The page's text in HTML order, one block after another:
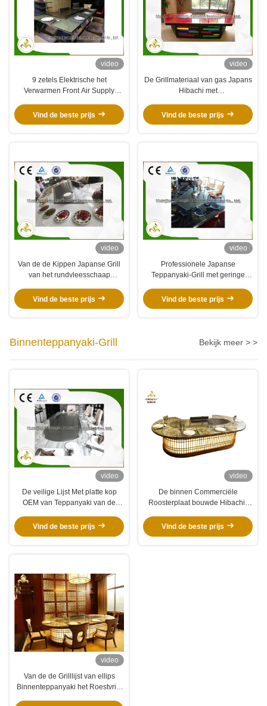
video
9 zetels Elektrische het
Verwarmen Front Air Supply
Binnenteppanyaki-Grill
Vind de beste prijs
video
De Grillmateriaal van gas Japans
Hibachi met
Vind de beste prijs
video
Van de de Kippen Japanse Grill
van het rundvleesschaap
11 Zetelscapaciteit
Vind de beste prijs
video
Professionele Japanse
Teppanyaki-Grill met geringe
Lijst
Vind de beste prijs
Binnenteppanyaki-Grill Bekijk meer > >
video
De veilige Lijst Met platte kop
OEM van Teppanyaki van de
Elektrische
Vind de beste prijs
video
De binnen Commerciële
Roosterplaat bouwde Hibachi-
het Rundvleesschaap in
Vind de beste prijs
video
Van de de Grilllijst van ellips
Binnenteppanyaki het Roestvrije